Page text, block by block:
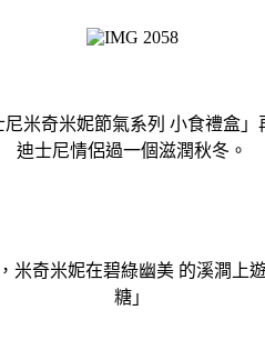
米奇米妮節氣系列 小食禮盒
迪士尼情侶過一個滋潤秋冬。
奇米妮在碧綠幽美 的溪澗
糖」